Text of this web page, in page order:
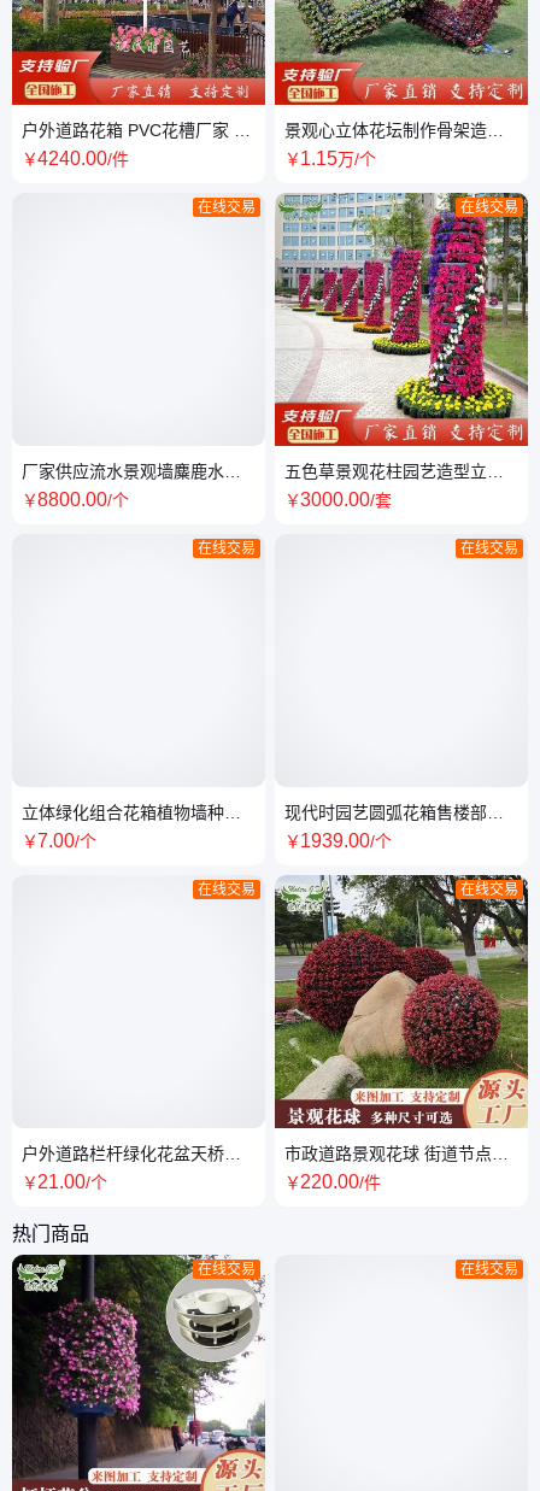
户外道路花箱 PVC花槽厂家 游
乐园美化气球种花坛 街边装饰
￥4240.00/件
在线交易
厂家供应流水景观墙麋鹿水景
简约时尚金属水幕墙庭院公园
￥8800.00/个
在线交易
立体绿化组合花箱植物墙种植
盆植物围挡壁挂种植槽装配式
￥7.00/个
在线交易
户外道路栏杆绿化花盆天桥长
方形pp塑料花篮高架桥花箱植
￥21.00/个
景观心立体花坛制作骨架造型
设计含配套花盆创意组合花卉
￥1.15万/个
在线交易
五色草景观花柱园艺造型立体
花坛组合创意花架户外绿化花
￥3000.00/套
在线交易
现代时园艺圆弧花箱售楼部成
品花槽方形不锈钢绿化种植槽
￥1939.00/个
在线交易
市政道路景观花球 街道节点绿
化装饰圆形花球架球形塑料卡
￥220.00/件
热门商品
在线交易 在线交易